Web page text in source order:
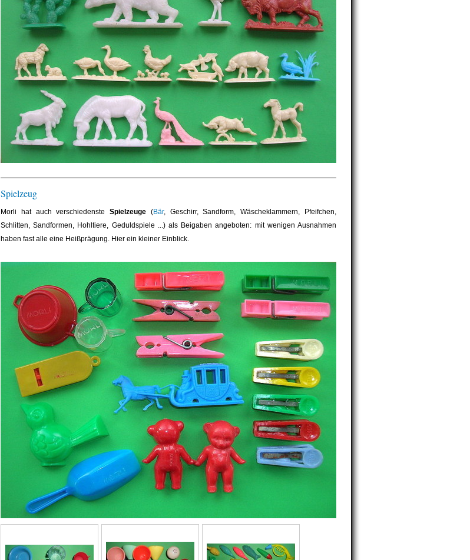
Spielzeug
Morli hat auch verschiedensteSpielzeuge (Bär, Geschirr, Sandform, Wäscheklammern, Pfeifchen,
Schlitten, Sandformen, Hohltiere, Geduldspiele ...) als Beigaben angeboten: mit wenigen Ausnahmen
haben fast alle eine Heißprägung. Hier ein kleiner Einblick.